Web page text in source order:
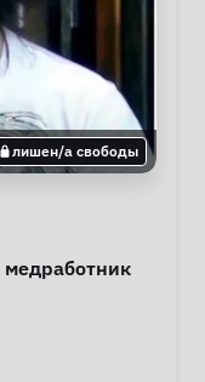
лишен/а свободы
медработник